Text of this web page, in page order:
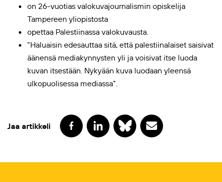
on 26-vuotias valokuvajournalismin opiskelija
Tampereen yliopistosta
opettaa Palestiinassa valokuvausta.
”Haluaisin edesauttaa sitä, että palestiinalaiset saisivat
äänensä mediakynnysten yli ja voisivat itse luoda
kuvan itsestään. Nykyään kuva luodaan yleensä
ulkopuolisessa mediassa”.
Jaa artikkeli